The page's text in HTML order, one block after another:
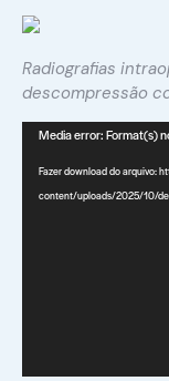
Radiografias
descompressão
Tocador
vídeo
Media error: Format(s)
Fazer download do arquivo:
content/uploads/2025/10/